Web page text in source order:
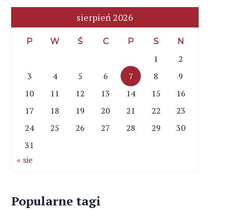
sierpień 2026
P W Ś C P S N
1
2
3
4 5 6 7 8
9
10
11 12 13 14 15
16
17
18 19 20 21 22
23
24
25 26 27 28 29
30
31
« sie
Popularne tagi